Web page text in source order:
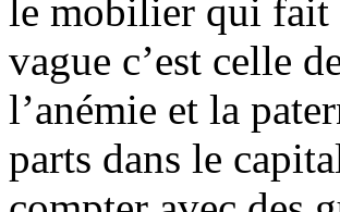
le mobilier qui fait
vague c’est celle
l’anémie et la
parts dans le